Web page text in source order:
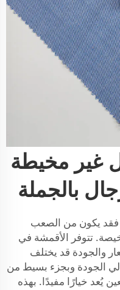
غير مخيطة
بالجملة
فقد يكون من الصعب
تتوفر الأقمشة في
والجودة قد يختلف
الجودة وبجزء بسيط من
يُعد خيارًا مفيدًا. بهذه